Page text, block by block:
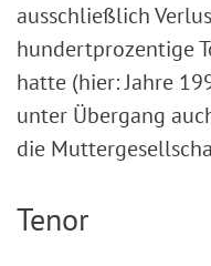
ausschließlich
hundertprozentige
hatte (hier: Jahre
unter Übergang
die
Tenor